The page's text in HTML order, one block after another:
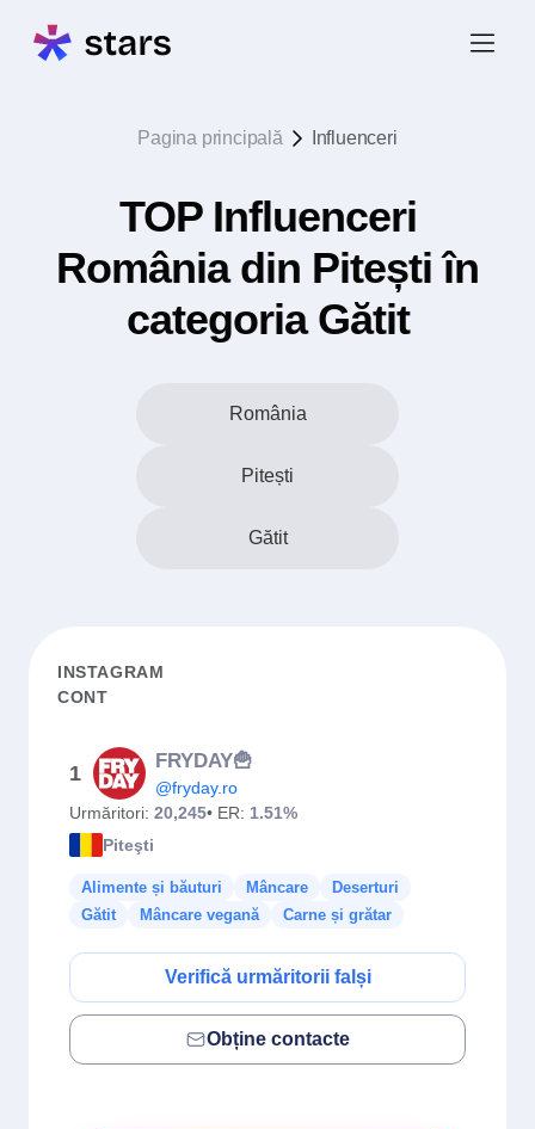
Pagina principală Influenceri
TOP Influenceri
România din Pitești în
categoria Gătit
România
Pitești
Gătit
INSTAGRAM
CONT
1
FRYDAY🍟
@fryday.ro
Urmăritori: 20,245• ER: 1.51%
Piteşti
Alimente și băuturi Mâncare
Deserturi
Gătit
Mâncare vegană Carne și grătar
Verifică urmăritorii falși
Obține contacte